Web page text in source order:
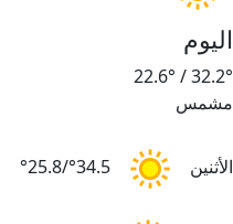
اليوم
32.2°
/
22.6°
مشمس
الأثنين 34.5°/25.8°